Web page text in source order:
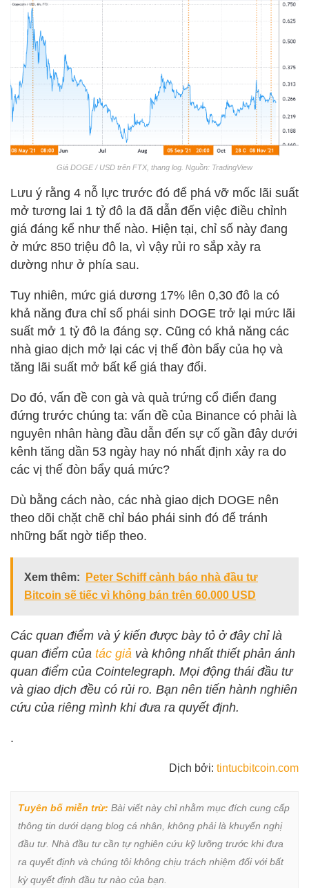
Giá DOGE / USD trên FTX, thang log. Nguồn: TradingView
Lưu ý rằng 4 nỗ lực trước đó để phá vỡ mốc lãi suất
mở tương lai 1 tỷ đô la đã dẫn đến việc điều chỉnh
giá đáng kể như thế nào. Hiện tại, chỉ số này đang
ở mức 850 triệu đô la, vì vậy rủi ro sắp xảy ra
dường như ở phía sau.
Tuy nhiên, mức giá dương 17% lên 0,30 đô la có
khả năng đưa chỉ số phái sinh DOGE trở lại mức lãi
suất mở 1 tỷ đô la đáng sợ. Cũng có khả năng các
nhà giao dịch mở lại các vị thế đòn bẩy của họ và
tăng lãi suất mở bất kể giá thay đổi.
Do đó, vấn đề con gà và quả trứng cổ điển đang
đứng trước chúng ta: vấn đề của Binance có phải là
nguyên nhân hàng đầu dẫn đến sự cố gần đây dưới
kênh tăng dần 53 ngày hay nó nhất định xảy ra do
các vị thế đòn bẩy quá mức?
Dù bằng cách nào, các nhà giao dịch DOGE nên
theo dõi chặt chẽ chỉ báo phái sinh đó để tránh
những bất ngờ tiếp theo.
Xem thêm:
Peter Schiff cảnh báo nhà đầu tư
Bitcoin sẽ tiếc vì không bán trên 60.000 USD
Các quan điểm và ý kiến ​​được bày tỏ ở đây chỉ là
quan điểm của tác giả và không nhất thiết phản ánh
quan điểm của Cointelegraph. Mọi động thái đầu tư
và giao dịch đều có rủi ro. Bạn nên tiến hành nghiên
cứu của riêng mình khi đưa ra quyết định.
.
Dịch bởi: tintucbitcoin.com
Tuyên bố miễn trừ: Bài viết này chỉ nhằm mục đích cung cấp
thông tin dưới dạng blog cá nhân, không phải là khuyến nghị
đầu tư. Nhà đầu tư cần tự nghiên cứu kỹ lưỡng trước khi đưa
ra quyết định và chúng tôi không chịu trách nhiệm đối với bất
kỳ quyết định đầu tư nào của bạn.